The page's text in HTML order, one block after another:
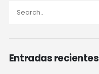
Entradas recientes